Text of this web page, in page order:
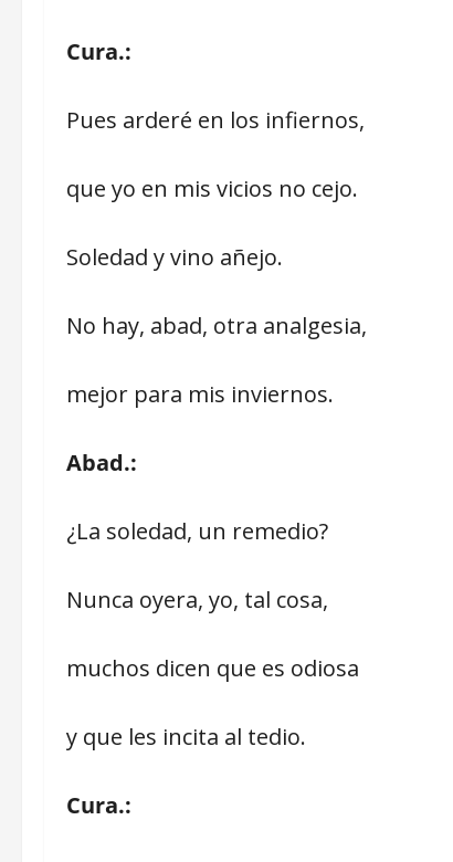
Cura.:
Pues arderé en los infiernos,
que yo en mis vicios no cejo.
Soledad y vino añejo.
No hay, abad, otra analgesia,
mejor para mis inviernos.
Abad.:
¿La soledad, un remedio?
Nunca oyera, yo, tal cosa,
muchos dicen que es odiosa
y que les incita al tedio.
Cura.: